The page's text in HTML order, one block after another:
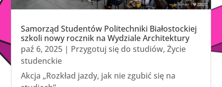
Samorząd Studentów Politechniki Białostockiej
szkoli nowy rocznik na Wydziale Architektury
paź 6, 2025 | Przygotuj się do studiów,Życie
studenckie
Akcja „Rozkład jazdy, jak nie zgubić się na